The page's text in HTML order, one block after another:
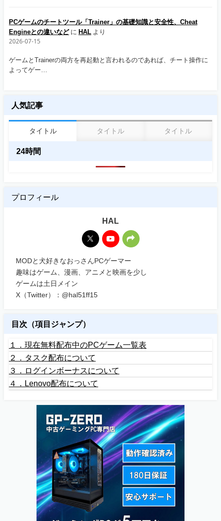
PCゲームのチートツール「Trainer」の基礎知識と安全性、Cheat
Engineとの違いなどに HAL より
2026-07-15
ゲームとTrainerの両方を再起動と言われるのであれば、チート操作に
よってゲー…
人気記事
タイトル タイトル タイトル
24時間
プロフィール
HAL
MODと犬好きなおっさんPCゲーマー
趣味はゲーム、漫画、アニメと映画を少し
ゲームは土日メイン
X（Twitter）：@hal51ff15
目次（項目ジャンプ）
１．現在無料配布中のPCゲーム一覧表
２．タスク配布について
３．ログインボーナスについて
４．Lenovo配布について